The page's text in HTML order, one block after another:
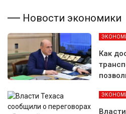
Новости экономики
Как